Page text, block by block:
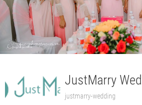
JustMarry
justmarry-wedding